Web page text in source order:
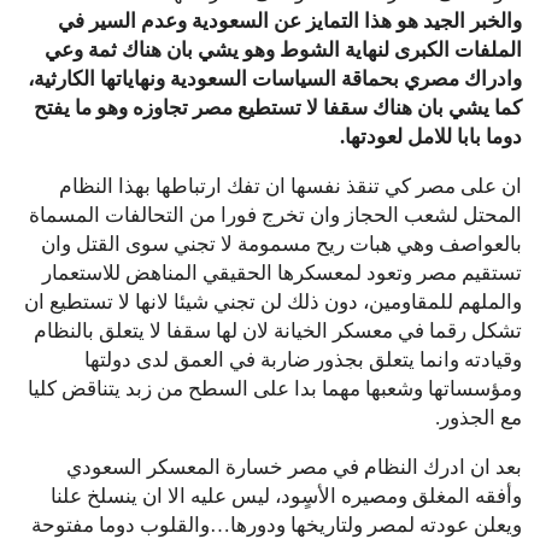
والخبر الجيد هو هذا التمايز عن السعودية وعدم السير في
الملفات الكبرى لنهاية الشوط وهو يشي بان هناك ثمة وعي
وادراك مصري بحماقة السياسات السعودية ونهاياتها الكارثية،
كما يشي بان هناك سقفا لا تستطيع مصر تجاوزه وهو ما يفتح
دوما بابا للامل لعودتها.
ان على مصر كي تنقذ نفسها ان تفك ارتباطها بهذا النظام
المحتل لشعب الحجاز وان تخرج فورا من التحالفات المسماة
بالعواصف وهي هبات ريح مسمومة لا تجني سوى القتل وان
تستقيم مصر وتعود لمعسكرها الحقيقي المناهض للاستعمار
والملهم للمقاومين، دون ذلك لن تجني شيئا لانها لا تستطيع ان
تشكل رقما في معسكر الخيانة لان لها سقفا لا يتعلق بالنظام
وقيادته وانما يتعلق بجذور ضاربة في العمق لدى دولتها
ومؤسساتها وشعبها مهما بدا على السطح من زبد يتناقض كليا
مع الجذور.
بعد ان ادرك النظام في مصر خسارة المعسكر السعودي
وأفقه المغلق ومصيره الأسٍود، ليس عليه الا ان ينسلخ علنا
ويعلن عودته لمصر ولتاريخها ودورها…والقلوب دوما مفتوحة